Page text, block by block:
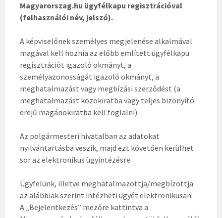
Magyarorszag.hu ügyfélkapu regisztrációval
(felhasználói név, jelszó).
A képviselőnek személyes megjelenése alkalmával
magával kell hoznia az előbb említett ügyfélkapu
regisztrációt igazoló okmányt, a
személyazonosságát igazoló okmányt, a
meghatalmazást vagy megbízási szerződést (a
meghatalmazást közokiratba vagy teljes bizonyító
erejű magánokiratba kell foglalni).
Az polgármesteri hivatalban az adatokat
nyilvántartásba veszik, majd ezt követően kerülhet
sor az elektronikus ügyintézésre.
Ügyfelünk, illetve meghatalmazottja/megbízottja
az alábbiak szerint intézheti ügyét elektronikusan:
A „Bejelentkezés” mezőre kattintva a